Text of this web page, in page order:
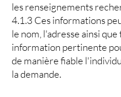
les renseignements
4.1.3 Ces informations
le nom, l'adresse ainsi
information pertinente
de manière fiable
la demande.